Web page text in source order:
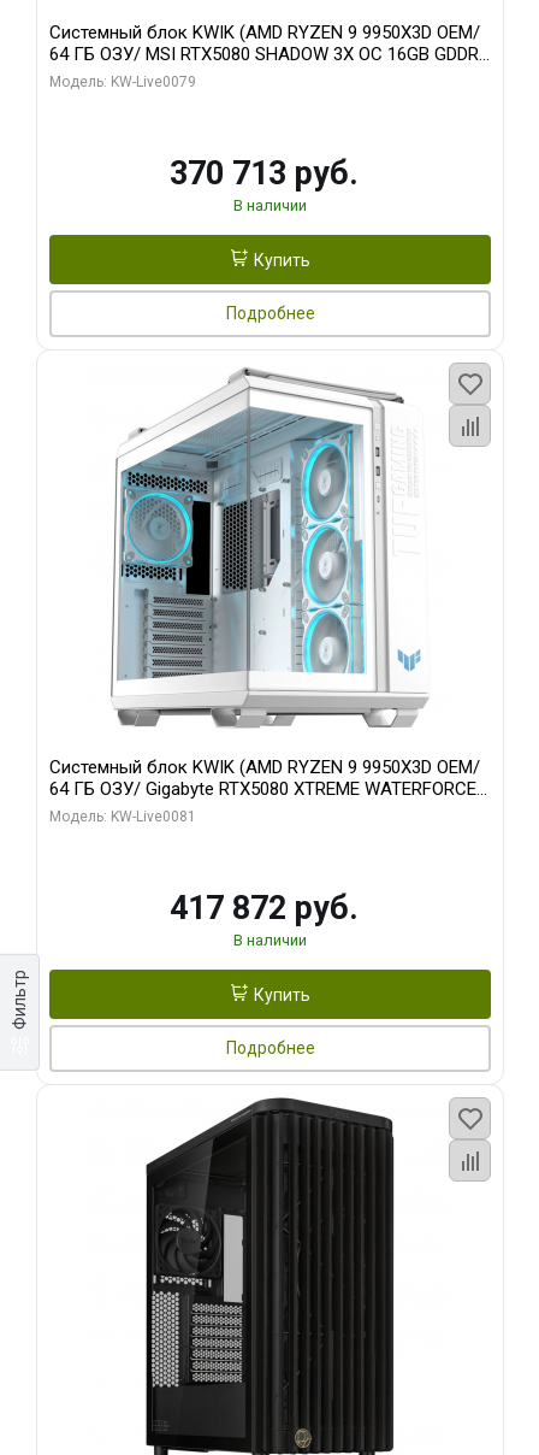
Фильтр
Системный блок KWIK (AMD RYZEN 9 9950X3D OEM/
64 ГБ ОЗУ/ MSI RTX5080 SHADOW 3X OC 16GB GDDR7
256bit 3xDP HDMI/ 960 ГБ SSD)
Модель: KW-Live0079
370 713 руб.
В наличии
Купить
Подробнее
Системный блок KWIK (AMD RYZEN 9 9950X3D OEM/
64 ГБ ОЗУ/ Gigabyte RTX5080 XTREME WATERFORCE
16GB GDDR7 256bit/ 1 ТБ SSD)
Модель: KW-Live0081
417 872 руб.
В наличии
Купить
Подробнее